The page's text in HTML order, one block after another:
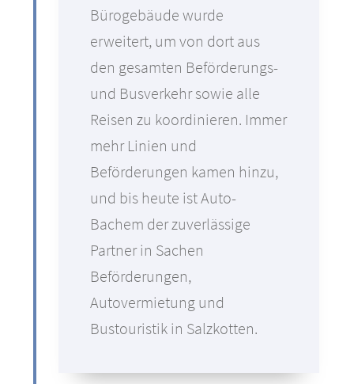
Bürogebäude wurde
erweitert, um von dort aus
den gesamten Beförderungs-
und Busverkehr sowie alle
Reisen zu koordinieren. Immer
mehr Linien und
Beförderungen kamen hinzu,
und bis heute ist Auto-
Bachem der zuverlässige
Partner in Sachen
Beförderungen,
Autovermietung und
Bustouristik in Salzkotten.